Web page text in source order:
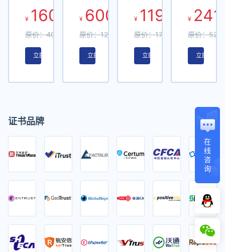
¥ 160 /年
原价：400 元/年
立即购买
¥ 600 /年
原价：1200 元/年
立即购买
¥ 1190 .00 /年
原价：1750 元/年
立即购买
¥
原价：
立即购买
证书品牌
在
线
咨
询